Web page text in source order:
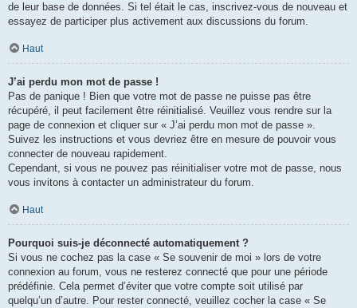
de leur base de données. Si tel était le cas, inscrivez-vous de nouveau et
essayez de participer plus activement aux discussions du forum.
Haut
J’ai perdu mon mot de passe !
Pas de panique ! Bien que votre mot de passe ne puisse pas être
récupéré, il peut facilement être réinitialisé. Veuillez vous rendre sur la
page de connexion et cliquer sur « J’ai perdu mon mot de passe ».
Suivez les instructions et vous devriez être en mesure de pouvoir vous
connecter de nouveau rapidement.
Cependant, si vous ne pouvez pas réinitialiser votre mot de passe, nous
vous invitons à contacter un administrateur du forum.
Haut
Pourquoi suis-je déconnecté automatiquement ?
Si vous ne cochez pas la case « Se souvenir de moi » lors de votre
connexion au forum, vous ne resterez connecté que pour une période
prédéfinie. Cela permet d’éviter que votre compte soit utilisé par
quelqu’un d’autre. Pour rester connecté, veuillez cocher la case « Se